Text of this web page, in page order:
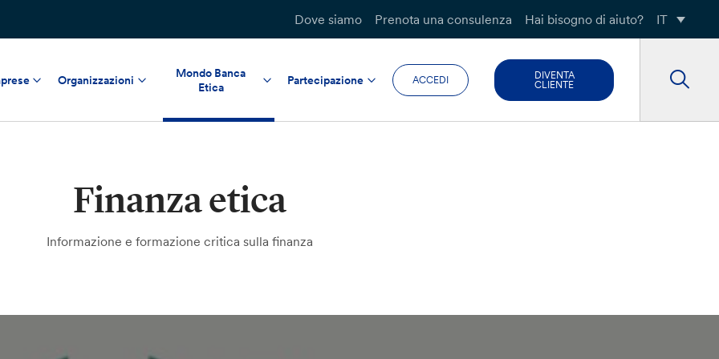
Dove siamo Prenota una consulenza Hai bisogno di aiuto? IT
Organizzazioni
Mondo Banca
Etica
Partecipazione ACCEDI
DIVENTA
CLIENTE
Finanza etica
Informazione e formazione critica sulla finanza